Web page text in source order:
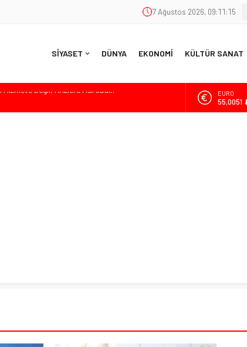
7 Ağustos 2026, 09:11:16
SİYASET DÜNYA EKONOMİ KÜLTÜR SANAT
Sert Eleştiri: “Osmanlı’nın Hukuk Anlayışının
ALTIN
6.584,66